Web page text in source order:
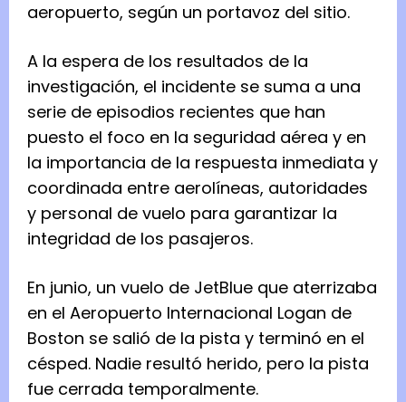
aeropuerto, según un portavoz del sitio.
A la espera de los resultados de la
investigación, el incidente se suma a una
serie de episodios recientes que han
puesto el foco en la seguridad aérea y en
la importancia de la respuesta inmediata y
coordinada entre aerolíneas, autoridades
y personal de vuelo para garantizar la
integridad de los pasajeros.
En junio, un vuelo de JetBlue que aterrizaba
en el Aeropuerto Internacional Logan de
Boston se salió de la pista y terminó en el
césped. Nadie resultó herido, pero la pista
fue cerrada temporalmente.